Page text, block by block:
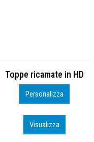
KIT CAMP 100 2026_perso
Personalizza
Visualizza